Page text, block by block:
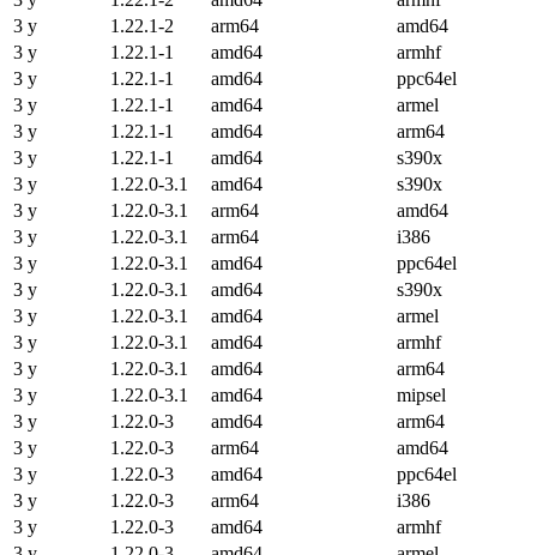
3 y
1.22.1-2 arm64
amd64
3 y
1.22.1-1 amd64
armhf
3 y
1.22.1-1 amd64
ppc64el
3 y
1.22.1-1 amd64
armel
3 y
1.22.1-1 amd64
arm64
3 y
1.22.1-1 amd64
s390x
3 y
1.22.0-3.1 amd64
s390x
3 y
1.22.0-3.1 arm64
amd64
3 y
1.22.0-3.1 arm64
i386
3 y
1.22.0-3.1 amd64
ppc64el
3 y
1.22.0-3.1 amd64
s390x
3 y
1.22.0-3.1 amd64
armel
3 y
1.22.0-3.1 amd64
armhf
3 y
1.22.0-3.1 amd64
arm64
3 y
1.22.0-3.1 amd64
mipsel
3 y
1.22.0-3 amd64
arm64
3 y
1.22.0-3 arm64
amd64
3 y
1.22.0-3 amd64
ppc64el
3 y
1.22.0-3 arm64
i386
3 y
1.22.0-3 amd64
armhf